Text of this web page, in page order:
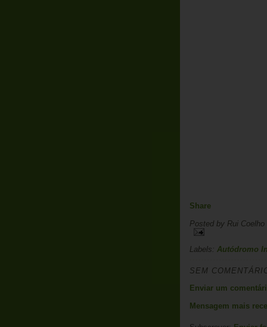
Share
Posted by Rui Coelho
Labels: Autódromo
SEM
Enviar um
Mensagem mais